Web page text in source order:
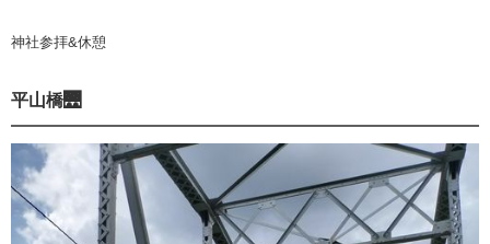
神社参拝&休憩
平山橋🌉